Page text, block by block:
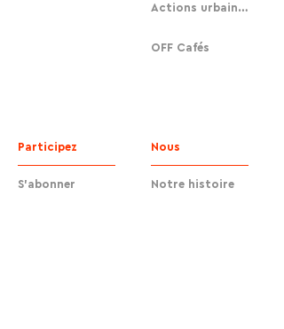
Actions urbaines
OFF Cafés
Participez
S'abonner
Nous
Notre histoire